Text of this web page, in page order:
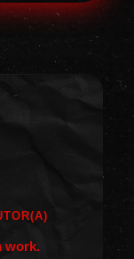
work.